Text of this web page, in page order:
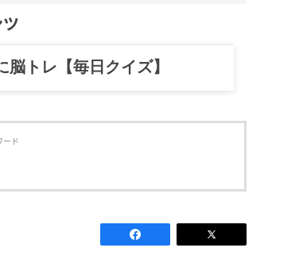
トレ【毎日クイズ】
ード